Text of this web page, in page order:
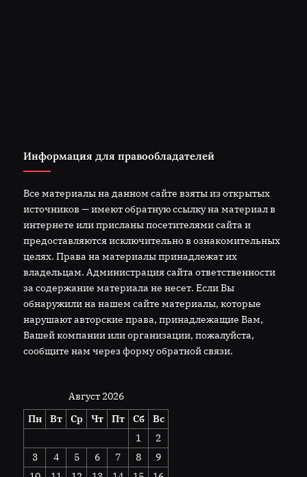
Информация для правообладателей
Все материалы на данном сайте взяты из открытых
источников — имеют обратную ссылку на материал в
интернете или присланы посетителями сайта и
предоставляются исключительно в ознакомительных
целях. Права на материалы принадлежат их
владельцам. Администрация сайта ответственности
за содержание материала не несет. Если Вы
обнаружили на нашем сайте материалы, которые
нарушают авторские права, принадлежащие Вам,
Вашей компании или организации, пожалуйста,
сообщите нам через форму обратной связи.
Август 2026
Пн
Вт Ср Чт Пт Сб
Вс
1
2
3
4 5 6 7 8
9